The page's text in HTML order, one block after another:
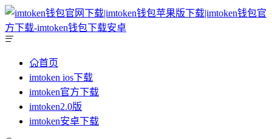
首页
imtoken ios下载
imtoken官方下载
imtoken2.0版
imtoken安卓下载